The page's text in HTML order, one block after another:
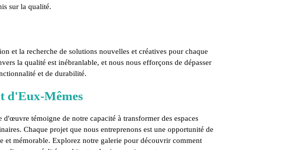
sur la qualité.
et la recherche de solutions nouvelles et créatives pour chaque
la qualité est inébranlable, et nous nous efforçons de dépasser
et de durabilité.
d'Eux-Mêmes
témoigne de notre capacité à transformer des espaces
Chaque projet que nous entreprenons est une opportunité de
et mémorable. Explorez notre galerie pour découvrir comment